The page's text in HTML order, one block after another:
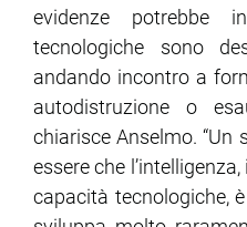
evidenze potrebbe
tecnologiche sono
andando incontro a
autodistruzione o
chiarisce Anselmo. “Un
essere che
capacità tecnologiche,